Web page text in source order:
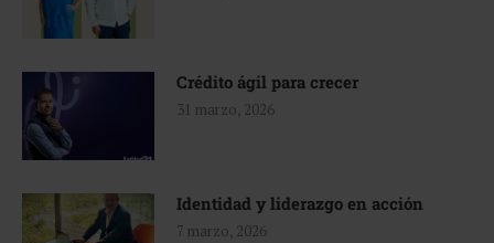
Crédito ágil para crecer
31 marzo, 2026
Identidad y liderazgo en acción
7 marzo, 2026